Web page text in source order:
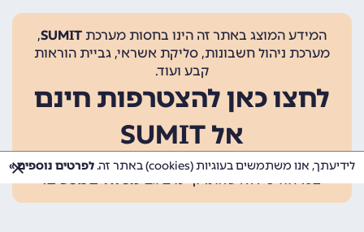
המידע המוצג באתר זה הינו בחסות מערכת SUMIT
,
מערכת ניהול חשבונות, סליקת אשראי, גביית הוראות
קבע ועוד.
לחצו כאן להצטרפות חינם
אל SUMIT
ההצטרפות אינה כרוכה בתשלום, ומאפשרת 10 פעולות
בכל חודש ללא עלות. קיימים גםמסלולים נוספים.
לידיעתך, אנו משתמשים בעוגיות (cookies) באתר זה. לפרטים נוספים »